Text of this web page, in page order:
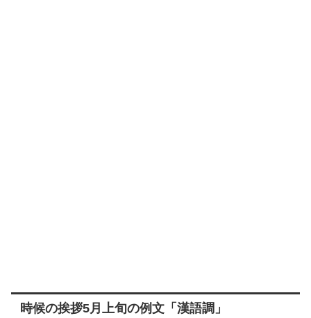
時候の挨拶5月上旬の例文「漢語調」